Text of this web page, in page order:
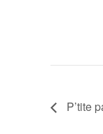
P’tite